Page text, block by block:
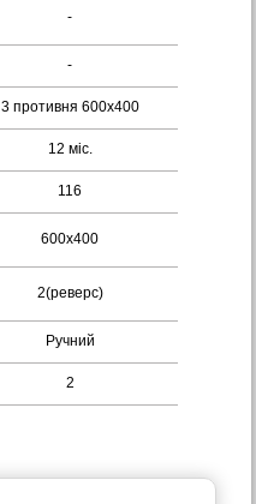
-
-
3 противня 600x400
12 міс.
116
600х400
2(реверс)
Ручний
2